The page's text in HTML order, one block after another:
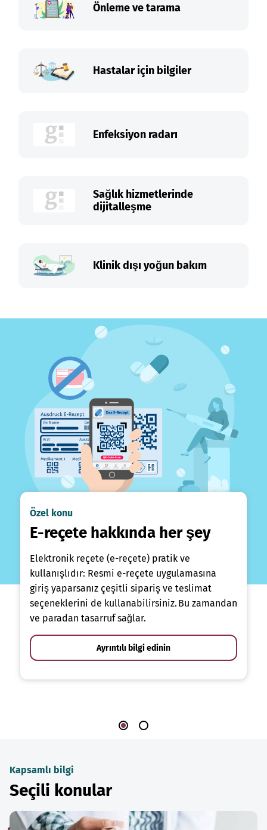
Önleme ve tarama
Hastalar için bilgiler
Enfeksiyon radarı
Sağlık hizmetlerinde
dijitalleşme
Klinik dışı yoğun bakım
Özel konu
E-reçete hakkında her şey
Elektronik reçete (e-reçete) pratik ve
kullanışlıdır: Resmi e-reçete uygulamasına
giriş yaparsanız çeşitli sipariş ve teslimat
seçeneklerini de kullanabilirsiniz. Bu zamandan
ve paradan tasarruf sağlar.
Ayrıntılı bilgi edinin
Kapsamlı bilgi
Seçili konular